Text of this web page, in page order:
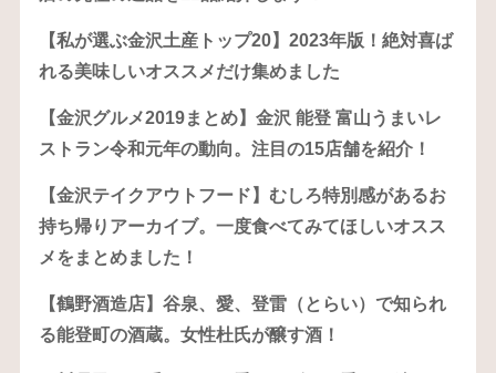
【私が選ぶ金沢土産トップ20】2023年版！絶対喜ば
れる美味しいオススメだけ集めました
【金沢グルメ2019まとめ】金沢 能登 富山うまいレ
ストラン令和元年の動向。注目の15店舗を紹介！
【金沢テイクアウトフード】むしろ特別感があるお
持ち帰りアーカイブ。一度食べてみてほしいオスス
メをまとめました！
【鶴野酒造店】谷泉、愛、登雷（とらい）で知られ
る能登町の酒蔵。女性杜氏が醸す酒！